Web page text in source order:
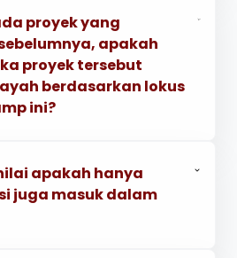
proyek yang
apakah
proyek tersebut
berdasarkan lokus
ini?
apakah hanya
juga masuk dalam